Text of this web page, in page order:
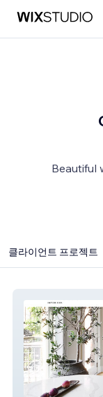
Beautiful
클라이언트 프로젝트